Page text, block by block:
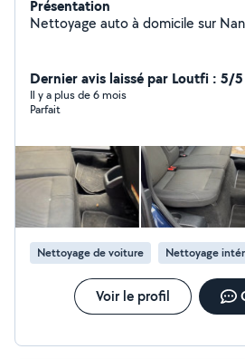
Présentation
Nettoyage auto à domicile sur
Dernier avis laissé par Loutfi : 5/5
Il y a plus de 6 mois
Parfait
Nettoyage de voiture Nettoyage
Voir le profil